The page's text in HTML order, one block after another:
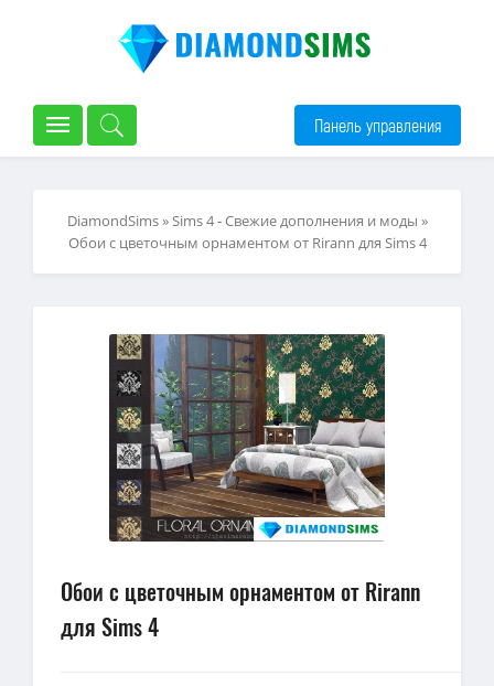
Панель управления
DiamondSims»Sims 4 - Свежие дополнения и моды »
Обои с цветочным орнаментом от Rirann для Sims 4
Обои с цветочным орнаментом от Rirann
для Sims 4